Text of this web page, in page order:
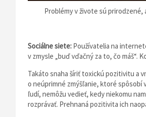
Problémy v živote sú prirodzené,
Sociálne siete: Používatelia na
v zmysle „buď vďačný za to, čo máš“.
Takáto snaha šíriť toxickú pozitivitu a
o neúprimné zmýšľanie, ktoré spôsobí
ľudí, nemôžu vedieť, kedy niekomu
rozprávať. Prehnaná pozitivita ich